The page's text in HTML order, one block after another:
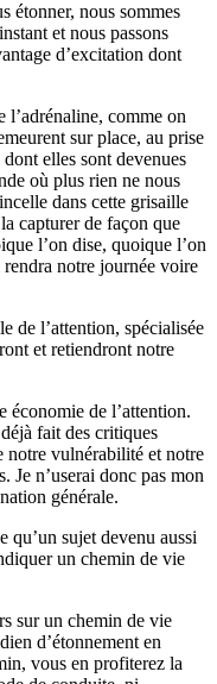
étonner, nous sommes
et nous passons
d’excitation dont
l’adrénaline, comme on
sur place, au prise
elles sont devenues
où plus rien ne nous
dans cette grisaille
capturer de façon que
l’on dise, quoique l’on
notre journée voire
de l’attention, spécialisée
et retiendront notre
économie de l’attention.
fait des critiques
notre vulnérabilité et notre
Je n’userai donc pas mon
générale.
qu’un sujet devenu aussi
un chemin de vie
sur un chemin de vie
d’étonnement en
vous en profiterez la